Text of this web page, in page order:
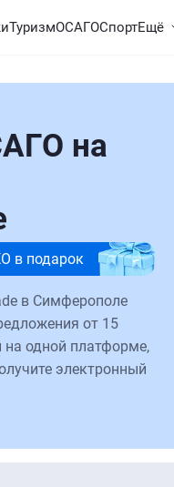
ТуризмОСАГОСпортЕщё
на
в подарок
в Симферополе
от 15
одной платформе,
электронный